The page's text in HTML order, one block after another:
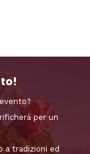
per un
a tradizioni ed